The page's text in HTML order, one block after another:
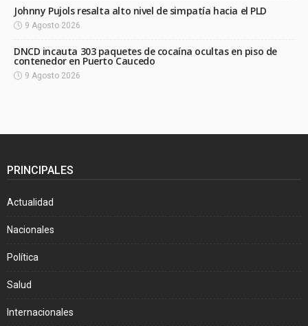
Johnny Pujols resalta alto nivel de simpatía hacia el PLD
9 Agosto 2026
DNCD incauta 303 paquetes de cocaína ocultas en piso de
contenedor en Puerto Caucedo
9 Agosto 2026
PRINCIPALES
Actualidad
Nacionales
Política
Salud
Internacionales